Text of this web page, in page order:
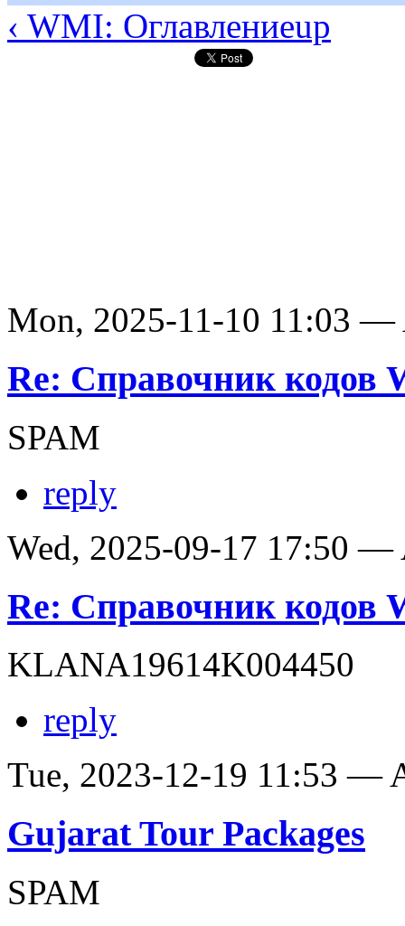
‹ WMI: Оглавлениеup
Mon, 2025-11-10 11:03 —
Re: Справочник кодов
SPAM
reply
Wed, 2025-09-17 17:50 —
Re: Справочник кодов
KLANA19614K004450
reply
Tue, 2023-12-19 11:53 —
Gujarat Tour Packages
SPAM